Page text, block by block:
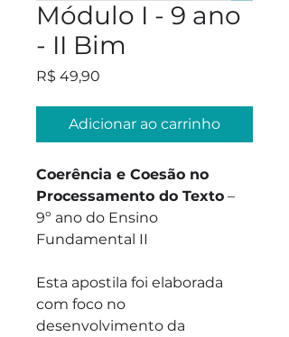
Módulo I - 9 ano
- II Bim
R$ 49,90
Adicionar ao carrinho
Coerência e Coesão no
Processamento do Texto –
9º ano do Ensino
Fundamental II
Esta apostila foi elaborada
com foco no
desenvolvimento da